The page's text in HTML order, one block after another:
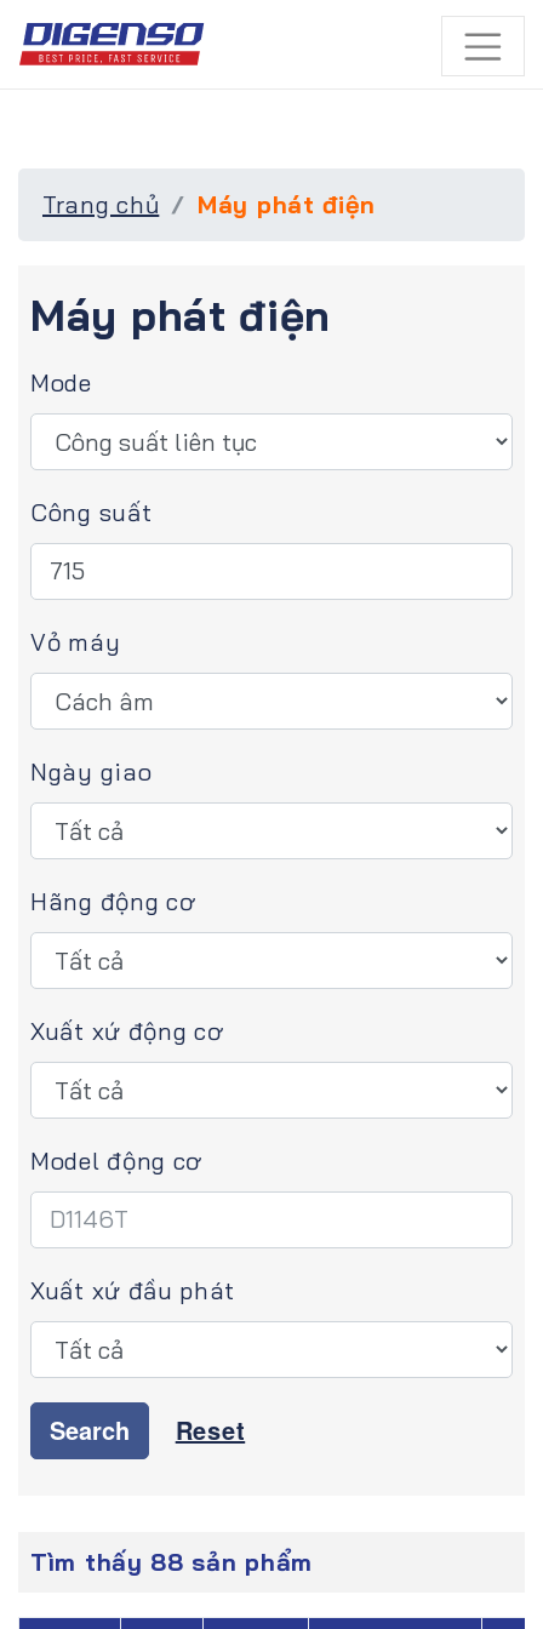
Trang chủ Máy phát điện
Máy phát điện
Mode
Công suất
Vỏ máy
Ngày giao
Hãng động cơ
Xuất xứ động cơ
Model động cơ
Xuất xứ đầu phát
Search Reset
Tìm thấy 88 sản phẩm